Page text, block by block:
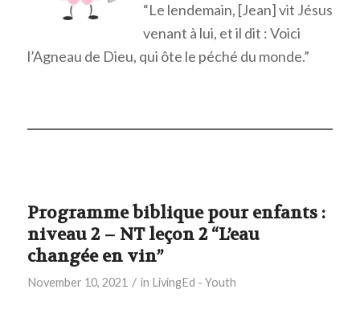
“Le lendemain, [Jean] vit Jésus
venant à lui, et il dit : Voici
l’Agneau de Dieu, qui ôte le péché du monde.”
Programme biblique pour enfants :
niveau 2 – NT leçon 2 “L’eau
changée en vin”
November 10, 2021 / in LivingEd - Youth